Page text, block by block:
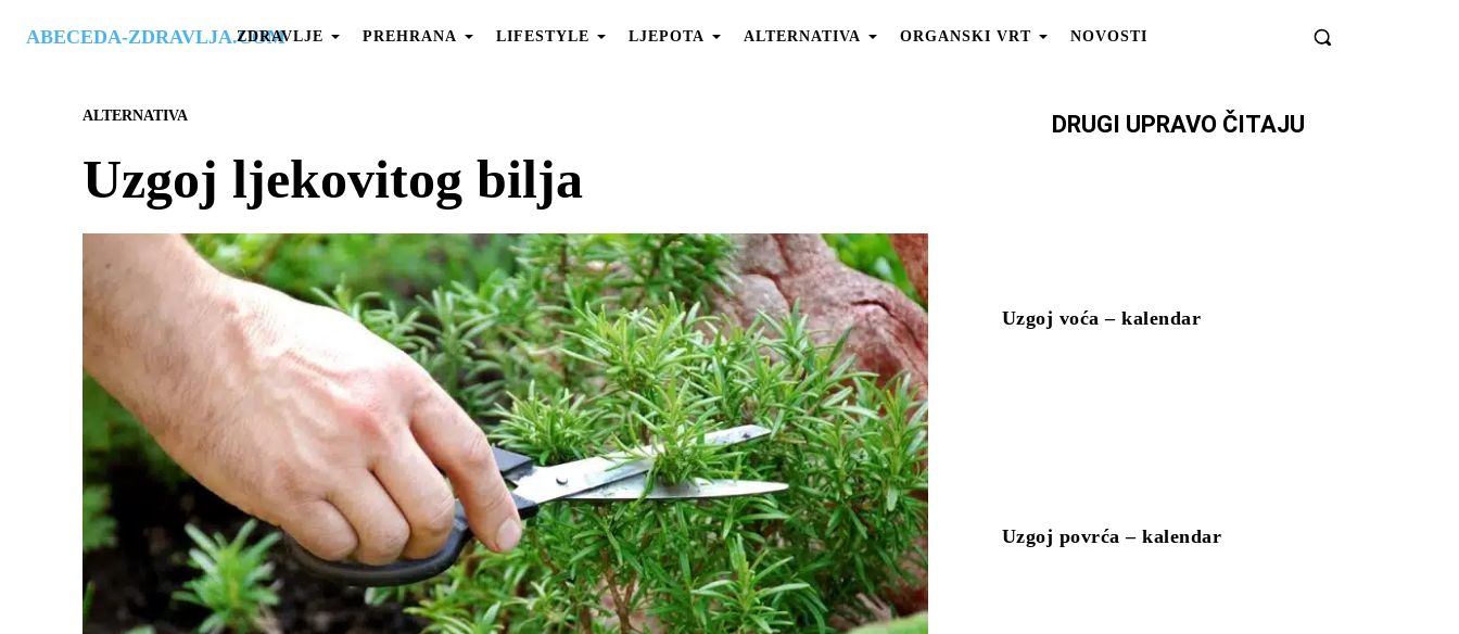
ABECEDA-ZDRAVLJA.COM
ZDRAVLJE PREHRANA LIFESTYLE LJEPOTA ALTERNATIVA ORGANSKI VRT NOVOSTI
ALTERNATIVA
Uzgoj ljekovitog bilja
DRUGI UPRAVO ČITAJU
Uzgoj voća – kalendar
Uzgoj povrća – kalendar